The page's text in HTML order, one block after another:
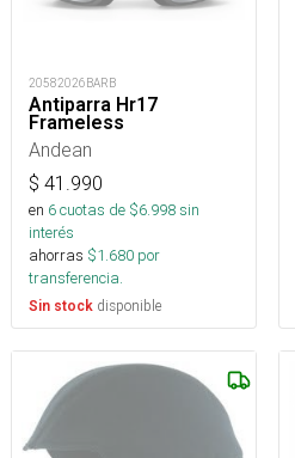
20582026BARB
Antiparra Hr17
Frameless
Andean
$ 41.990
en 6cuotas de $6.998sin
interés
ahorras $1.680 por
transferencia.
Sin stock disponible